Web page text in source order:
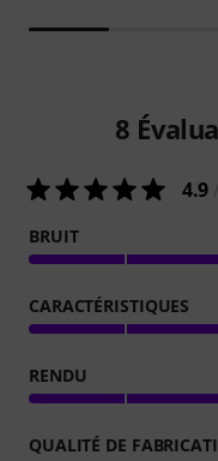
8
4.9
BRUIT
CARACTÉRISTIQUES
RENDU
QUALITÉ DE